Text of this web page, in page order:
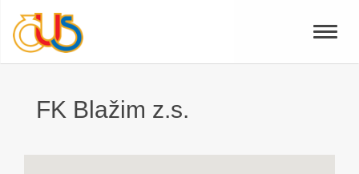
Toggle
FK Blažim z.s.